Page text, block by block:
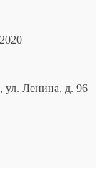
ул. Ленина, д. 96